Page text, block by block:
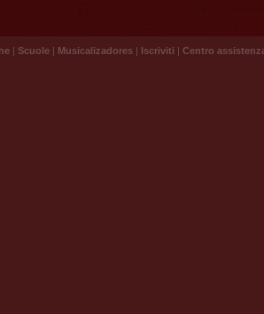
| Scuole | Musicalizadores | Iscriviti | Centro